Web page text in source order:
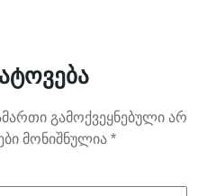
გამოქვეყნებული არ
მონიშნულია *